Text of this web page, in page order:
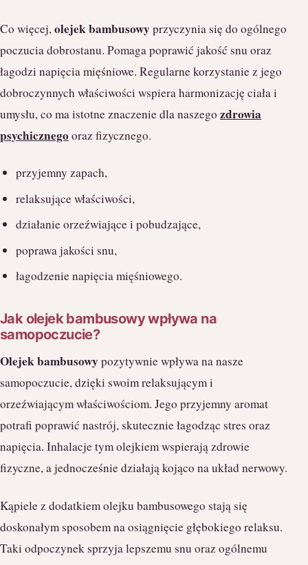
Co więcej,olejek bambusowyprzyczynia się do ogólnego
poczucia dobrostanu. Pomaga poprawić jakość snu oraz
łagodzi napięcia mięśniowe. Regularne korzystanie z jego
dobroczynnych właściwości wspiera harmonizację ciała i
umysłu, co ma istotne znaczenie dla naszego zdrowia
psychicznegooraz fizycznego.
przyjemny zapach,
relaksujące właściwości,
działanie orzeźwiające i pobudzające,
poprawa jakości snu,
łagodzenie napięcia mięśniowego.
Jak olejek bambusowy wpływa na
samopoczucie?
Olejek bambusowypozytywnie wpływa na nasze
samopoczucie, dzięki swoim relaksującym i
orzeźwiającym właściwościom. Jego przyjemny aromat
potrafi poprawić nastrój, skutecznie łagodząc stres oraz
napięcia. Inhalacje tym olejkiem wspierają zdrowie
fizyczne, a jednocześnie działają kojąco na układ nerwowy.
Kąpiele z dodatkiem olejku bambusowego stają się
doskonałym sposobem na osiągnięcie głębokiego relaksu.
Taki odpoczynek sprzyja lepszemu snu oraz ogólnemu